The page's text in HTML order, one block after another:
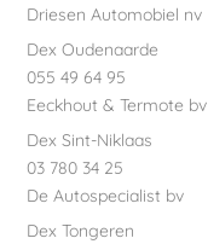
Driesen Automobiel nv
Dex Oudenaarde
055 49 64 95
Eeckhout & Termote bv
Dex Sint-Niklaas
03 780 34 25
De Autospecialist bv
Dex Tongeren